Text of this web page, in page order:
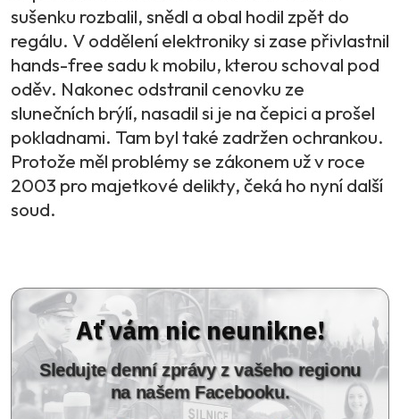
sušenku rozbalil, snědl a obal hodil zpět do
regálu. V oddělení elektroniky si zase přivlastnil
hands-free sadu k mobilu, kterou schoval pod
oděv. Nakonec odstranil cenovku ze
slunečních brýlí, nasadil si je na čepici a prošel
pokladnami. Tam byl také zadržen ochrankou.
Protože měl problémy se zákonem už v roce
2003 pro majetkové delikty, čeká ho nyní další
soud.
Ať vám nic neunikne!
Sledujte denní zprávy z vašeho regionu
na našem Facebooku.